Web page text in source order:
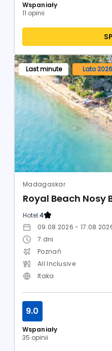
Wspaniały
11 opinii
Last minute Lato 2026
Madagaskar
Royal Beach Nosy
Hotel:4
09.08.2026 -
7 dni
Poznań
All Inclusive
Itaka
Wspaniały
35 opinii
9.0